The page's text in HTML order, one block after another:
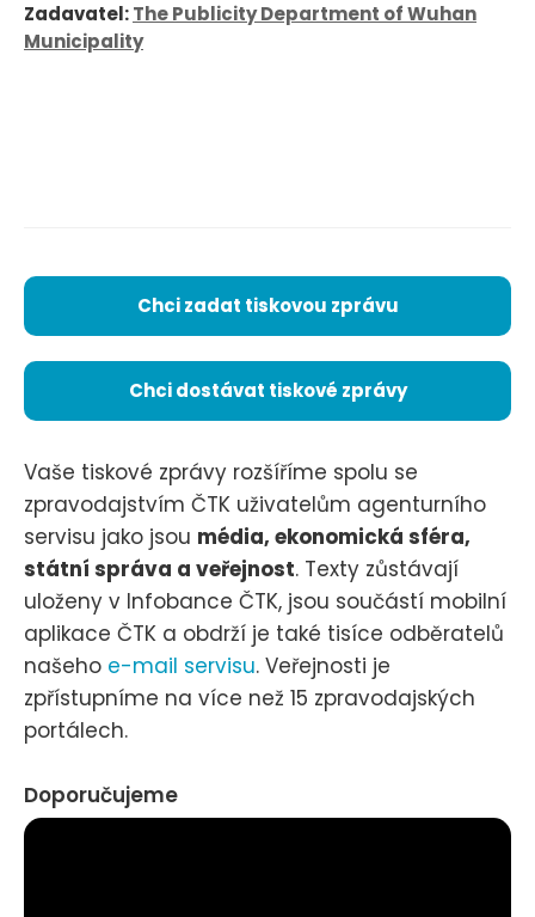
Zadavatel:The Publicity Department of Wuhan
Municipality
Chci zadat tiskovou zprávu
Chci dostávat tiskové zprávy
Vaše tiskové zprávy rozšíříme spolu se
zpravodajstvím ČTK uživatelům agenturního
servisu jako jsou média, ekonomická sféra,
státní správa a veřejnost. Texty zůstávají
uloženy v Infobance ČTK, jsou součástí mobilní
aplikace ČTK a obdrží je také tisíce odběratelů
našeho e-mail servisu. Veřejnosti je
zpřístupníme na více než 15 zpravodajských
portálech.
Doporučujeme